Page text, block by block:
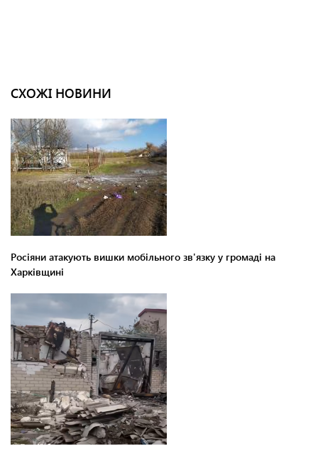
СХОЖІ НОВИНИ
Росіяни атакують вишки мобільного зв'язку у громаді на
Харківщині